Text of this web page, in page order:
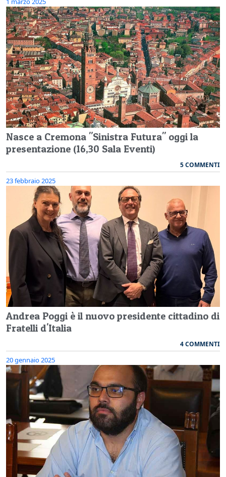
Nasce a Cremona "Sinistra Futura" oggi la
presentazione (16,30 Sala Eventi)
5 COMMENTI
23 febbraio 2025
Andrea Poggi è il nuovo presidente cittadino di
Fratelli d'Italia
4 COMMENTI
20 gennaio 2025